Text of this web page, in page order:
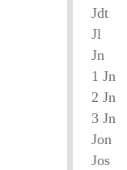
Jn
1
2
3